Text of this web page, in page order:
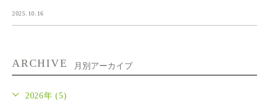
2025.10.16
ARCHIVE 月別アーカイブ
2026年 (5)